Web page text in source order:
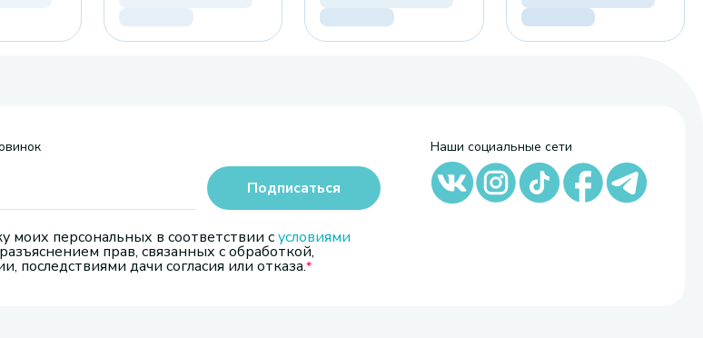
моих персональных в соответствии сусловиями
прав, связанных с обработкой,
последствиями дачи согласия или отказа.
Подписаться
Наши социальные сети